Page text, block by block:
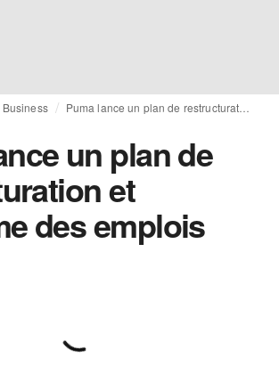
Business
un plan de
et
des emplois